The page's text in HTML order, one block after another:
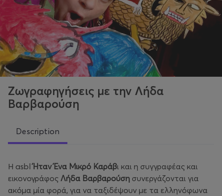
Ζωγραφηγήσεις με την Λήδα
Βαρβαρούση
Description
Η asblΉταν Ένα Μικρό Καράβι και η συγγραφέας και
εικονογράφος Λήδα Βαρβαρούση συνεργάζονται για
ακόμα μία φορά, για να ταξιδέψουν με τα ελληνόφωνα